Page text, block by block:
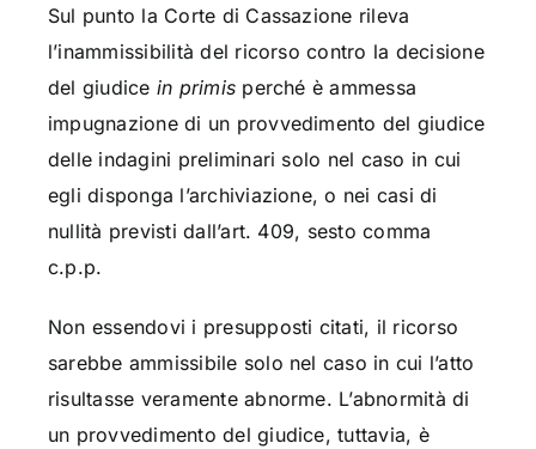
Sul punto la Corte di Cassazione rileva
l’inammissibilità del ricorso contro la decisione
del giudice in primis perché è ammessa
impugnazione di un provvedimento del giudice
delle indagini preliminari solo nel caso in cui
egli disponga l’archiviazione, o nei casi di
nullità previsti dall’art. 409, sesto comma
c.p.p.
Non essendovi i presupposti citati, il ricorso
sarebbe ammissibile solo nel caso in cui l’atto
risultasse veramente abnorme. L’abnormità di
un provvedimento del giudice, tuttavia, è